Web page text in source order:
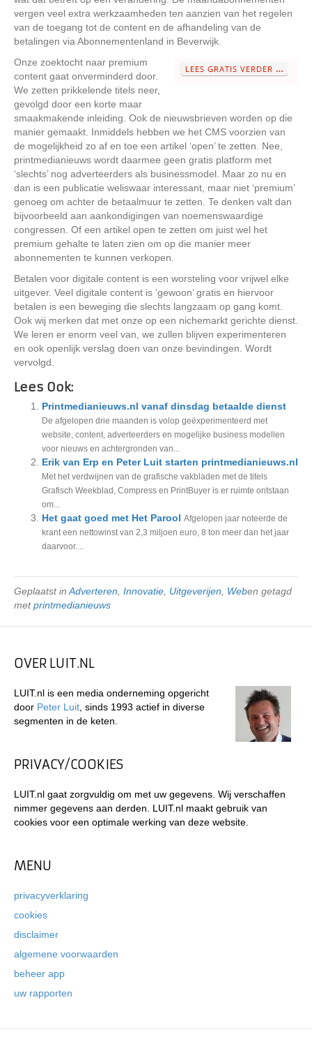
vergen veel extra werkzaamheden ten aanzien van het regelen
van de toegang tot de content en de afhandeling van de
betalingen via Abonnementenland in Beverwijk.
Onze zoektocht naar premium
content gaat onverminderd door.
We zetten prikkelende titels neer,
gevolgd door een korte maar
smaakmakende inleiding. Ook de nieuwsbrieven worden op die
manier gemaakt. Inmiddels hebben we het CMS voorzien van
de mogelijkheid zo af en toe een artikel ‘open’ te zetten. Nee,
printmedianieuws wordt daarmee geen gratis platform met
‘slechts’ nog adverteerders als businessmodel. Maar zo nu en
dan is een publicatie weliswaar interessant, maar niet ‘premium’
genoeg om achter de betaalmuur te zetten. Te denken valt dan
bijvoorbeeld aan aankondigingen van noemenswaardige
congressen. Of een artikel open te zetten om juist wel het
premium gehalte te laten zien om op die manier meer
abonnementen te kunnen verkopen.
Betalen voor digitale content is een worsteling voor vrijwel elke
uitgever. Veel digitale content is ‘gewoon’ gratis en hiervoor
betalen is een beweging die slechts langzaam op gang komt.
Ook wij merken dat met onze op een nichemarkt gerichte dienst.
We leren er enorm veel van, we zullen blijven experimenteren
en ook openlijk verslag doen van onze bevindingen. Wordt
vervolgd.
Lees Ook:
Printmedianieuws.nl vanaf dinsdag betaalde dienst
De afgelopen drie maanden is volop geëxperimenteerd met
website, content, adverteerders en mogelijke business modellen
voor nieuws en achtergronden van...
Erik van Erp en Peter Luit starten printmedianieuws.nl
Met het verdwijnen van de grafische vakbladen met de titels
Grafisch Weekblad, Compress en PrintBuyer is er ruimte ontstaan
om...
Het gaat goed met Het Parool Afgelopen jaar noteerde de
krant een nettowinst van 2,3 miljoen euro, 8 ton meer dan het jaar
daarvoor....
Geplaatst in Adverteren Innovatie Uitgeverijen Weben getagd
metprintmedianieuws
OVER LUIT.NL
LUIT.nl is een media onderneming opgericht
door Peter Luit , sinds 1993 actief in diverse
segmenten in de keten.
PRIVACY/COOKIES
LUIT.nl gaat zorgvuldig om met uw gegevens. Wij verschaffen
nimmer gegevens aan derden. LUIT.nl maakt gebruik van
cookies voor een optimale werking van deze website.
MENU
privacyverklaring
cookies
disclaimer
algemene voorwaarden
beheer app
uw rapporten